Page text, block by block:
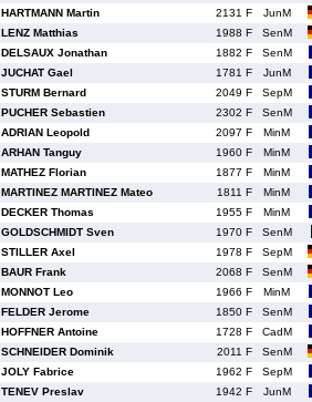
HARTMANN Martin 2131 F
JunM
LENZ Matthias 1988 F
SenM
DELSAUX Jonathan 1882 F
SenM
JUCHAT Gael 1781 F
JunM
STURM Bernard 2049 F
SepM
PUCHER Sebastien 2302 F
SenM
ADRIAN Leopold 2097 F
MinM
ARHAN Tanguy 1960 F
MinM
MATHEZ Florian 1877 F
MinM
MARTINEZ MARTINEZ Mateo 1811 F
MinM
DECKER Thomas 1955 F
MinM
GOLDSCHMIDT Sven 1970 F
SenM
STILLER Axel 1978 F
SepM
BAUR Frank 2068 F
SenM
MONNOT Leo 1966 F
MinM
FELDER Jerome 1850 F
SenM
HOFFNER Antoine 1728 F
CadM
SCHNEIDER Dominik 2011 F
SenM
JOLY Fabrice 1962 F
SepM
TENEV Preslav 1942 F
JunM